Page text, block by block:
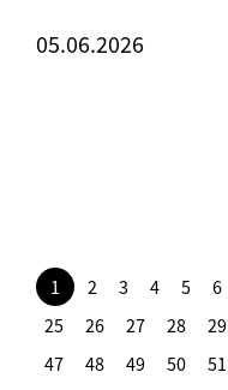
05.06.2026
1 2 3 4 5 6
25
26 27 28 29
47
48 49 50 51